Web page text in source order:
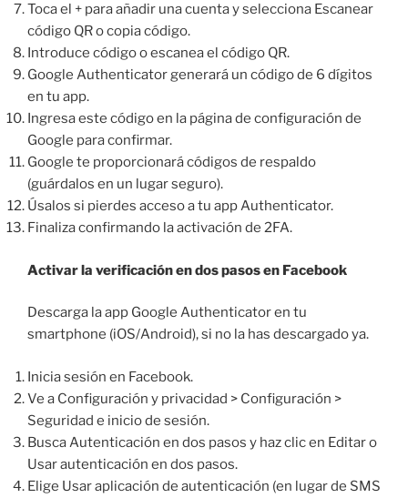
Toca el + para añadir una cuenta y selecciona Escanear
código QR o copia código.
Introduce código o escanea el código QR.
Google Authenticator generará un código de 6 dígitos
en tu app.
Ingresa este código en la página de configuración de
Google para confirmar.
Google te proporcionará códigos de respaldo
(guárdalos en un lugar seguro).
Úsalos si pierdes acceso a tu app Authenticator.
Finaliza confirmando la activación de 2FA.
Activar la verificación en dos pasos en Facebook
Descarga la app Google Authenticator en tu
smartphone (iOS/Android), si no la has descargado ya.
Inicia sesión en Facebook.
Ve a Configuración y privacidad > Configuración >
Seguridad e inicio de sesión.
Busca Autenticación en dos pasos y haz clic en Editar o
Usar autenticación en dos pasos.
Elige Usar aplicación de autenticación (en lugar de SMS